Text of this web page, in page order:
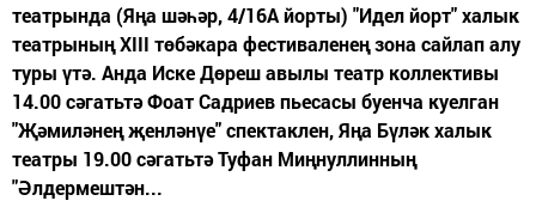
театрында (Яңа шәһәр, 4/16А йорты) "Идел йорт" халык
театрының XIII төбәкара фестиваленең зона сайлап алу
туры үтә. Анда Иске Дөреш авылы театр коллективы
14.00 сәгатьтә Фоат Садриев пьесасы буенча куелган
"Җәмиләнең җенләнүе" спектаклен, Яңа Бүләк халык
театры 19.00 сәгатьтә Туфан Миңнуллинның
"Әлдермештән...